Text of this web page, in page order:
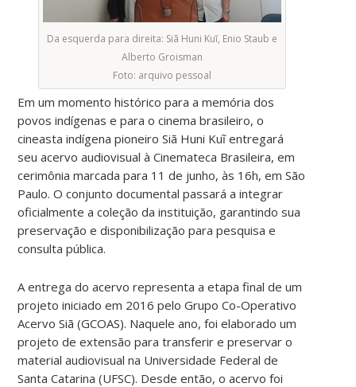
Da esquerda para direita: Siã Huni Kuĩ, Enio Staub e
Alberto Groisman
Foto: arquivo pessoal
Em um momento histórico para a memória dos
povos indígenas e para o cinema brasileiro, o
cineasta indígena pioneiro Siã Huni Kuĩ entregará
seu acervo audiovisual à Cinemateca Brasileira, em
cerimônia marcada para 11 de junho, às 16h, em São
Paulo. O conjunto documental passará a integrar
oficialmente a coleção da instituição, garantindo sua
preservação e disponibilização para pesquisa e
consulta pública.
A entrega do acervo representa a etapa final de um
projeto iniciado em 2016 pelo Grupo Co-Operativo
Acervo Siã (GCOAS). Naquele ano, foi elaborado um
projeto de extensão para transferir e preservar o
material audiovisual na Universidade Federal de
Santa Catarina (UFSC). Desde então, o acervo foi